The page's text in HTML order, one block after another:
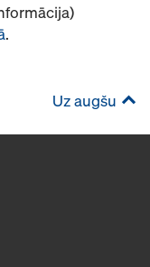
.
Uz augšu